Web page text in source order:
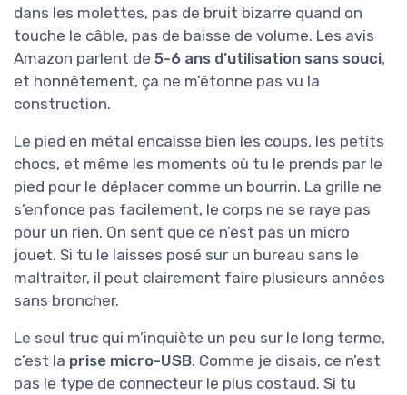
dans les molettes, pas de bruit bizarre quand on
touche le câble, pas de baisse de volume. Les avis
Amazon parlent de 5-6 ans d’utilisation sans souci,
et honnêtement, ça ne m’étonne pas vu la
construction.
Le pied en métal encaisse bien les coups, les petits
chocs, et même les moments où tu le prends par le
pied pour le déplacer comme un bourrin. La grille ne
s’enfonce pas facilement, le corps ne se raye pas
pour un rien. On sent que ce n’est pas un micro
jouet. Si tu le laisses posé sur un bureau sans le
maltraiter, il peut clairement faire plusieurs années
sans broncher.
Le seul truc qui m’inquiète un peu sur le long terme,
c’est la prise micro-USB. Comme je disais, ce n’est
pas le type de connecteur le plus costaud. Si tu